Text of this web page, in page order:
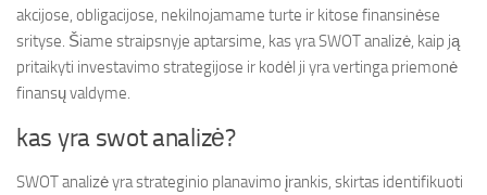
akcijose, obligacijose, nekilnojamame turte ir kitose finansinėse
srityse. Šiame straipsnyje aptarsime, kas yra SWOT analizė, kaip ją
pritaikyti investavimo strategijose ir kodėl ji yra vertinga priemonė
finansų valdyme.
kas yra swot analizė?
SWOT analizė yra strateginio planavimo įrankis, skirtas identifikuoti